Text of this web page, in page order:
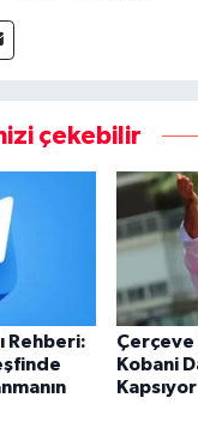
çekebilir
Rehberi:
Çerçeve
Kobani
Kapsıyor